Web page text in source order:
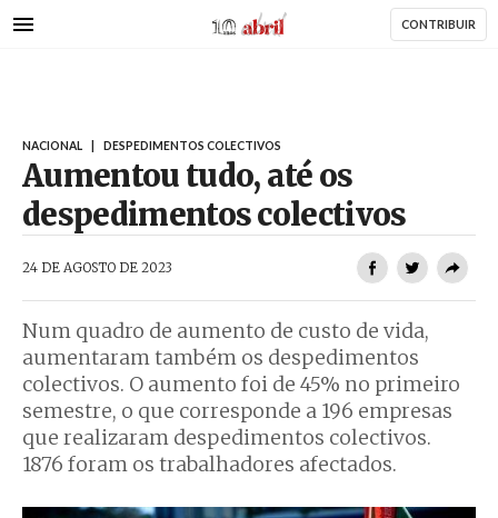
para
AbrilAbril CONTRIBUIR
NACIONAL DESPEDIMENTOS COLECTIVOS
Aumentou tudo, até os
despedimentos colectivos
24 DE AGOSTO DE 2023
Num quadro de aumento de custo de vida,
aumentaram também os despedimentos
colectivos. O aumento foi de 45% no primeiro
semestre, o que corresponde a 196 empresas
que realizaram despedimentos colectivos.
1876 foram os trabalhadores afectados.